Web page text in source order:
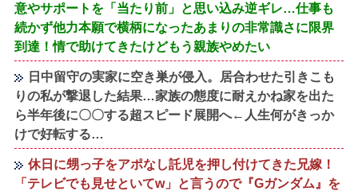
意やサポートを「当たり前」と思い込み逆ギレ…仕事も
続かず他力本願で横柄になったあまりの非常識さに限界
到達！情で助けてきたけどもう親族やめたい
日中留守の実家に空き巣が侵入。居合わせた引きこも
りの私が撃退した結果…家族の態度に耐えかね家を出た
ら半年後に〇〇する超スピード展開へ←人生何がきっか
けで好転する…
休日に甥っ子をアポなし託児を押し付けてきた兄嫁！
「テレビでも見せといてw」と言うので『Gガンダム』を